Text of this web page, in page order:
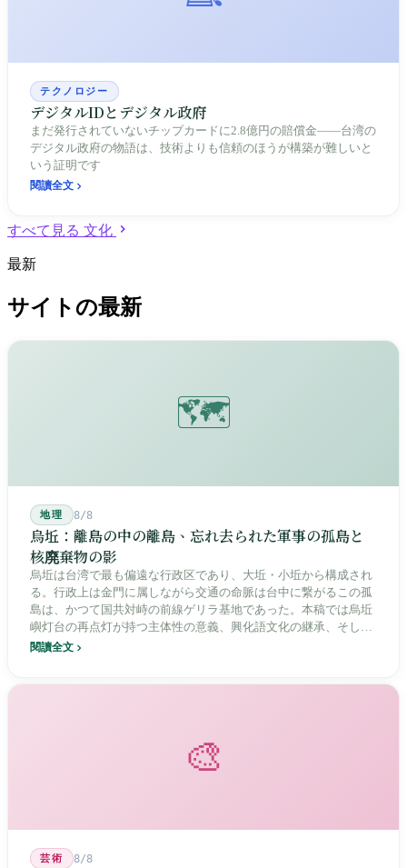
テクノロジー
デジタルIDとデジタル政府
まだ発行されていないチップカードに2.8億円の賠償金——台湾の
デジタル政府の物語は、技術よりも信頼のほうが構築が難しいと
いう証明です
閱讀全文
すべて見る 文化
最新
サイトの最新
🗺️
地理 8/8
烏坵：離島の中の離島、忘れ去られた軍事の孤島と
核廃棄物の影
烏坵は台湾で最も偏遠な行政区であり、大坵・小坵から構成され
る。行政上は金門に属しながら交通の命脈は台中に繋がるこの孤
島は、かつて国共対峙の前線ゲリラ基地であった。本稿では烏坵
嶼灯台の再点灯が持つ主体性の意義、興化語文化の継承、そして
20年にわたる核廃棄物処分場選定をめぐる住民投票の論争を深く
閱讀全文
🎨
芸術 8/8